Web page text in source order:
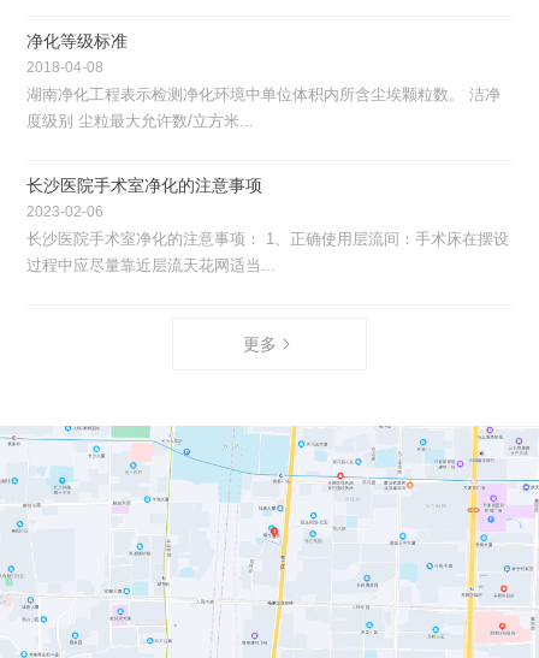
净化等级标准
2018-04-08
湖南净化工程表示检测净化环境中单位体积内所含尘埃颗粒数。 洁净
度级别 尘粒最大允许数/立方米...
长沙医院手术室净化的注意事项
2023-02-06
长沙医院手术室净化的注意事项： 1、正确使用层流间：手术床在摆设
过程中应尽量靠近层流天花网适当...
更多